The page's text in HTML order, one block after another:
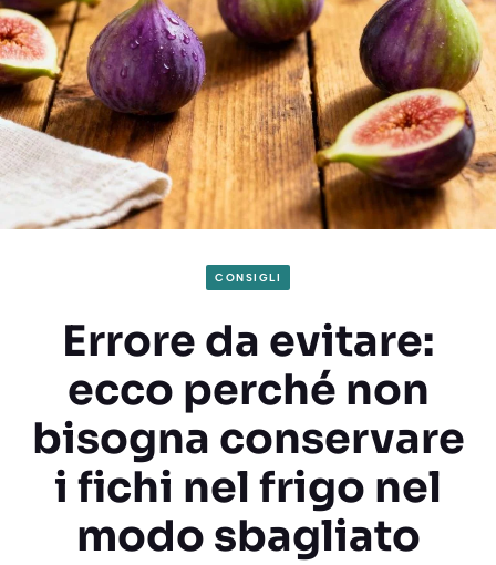
CONSIGLI
Errore da evitare:
ecco perché non
bisogna conservare
i fichi nel frigo nel
modo sbagliato